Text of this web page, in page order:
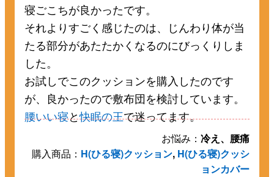
寝ごこちが良かったです。
それよりすごく感じたのは、じんわり体が当
たる部分があたたかくなるのにびっくりしま
した。
お試しでこのクッションを購入したのです
が、良かったので敷布団を検討しています。
腰いい寝と快眠の王で迷ってます。
お悩み： 冷え、腰痛
購入商品： H(ひる寝)クッション, H(ひる寝)クッシ
ョンカバー